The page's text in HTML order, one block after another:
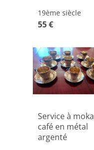
19ème siècle
55 €
Service à moka
café en métal
argenté